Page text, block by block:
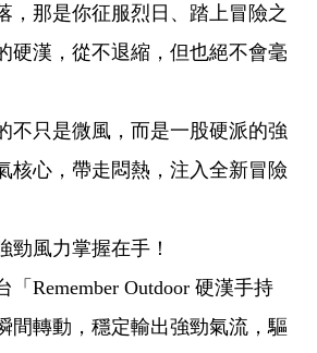
，那是你征服烈日、踏上冒險之
硬漢，從不退縮，但也絕不會毫
不只是微風，而是一股硬派的強
核心，帶走悶熱，注入全新冒險
勁風力掌握在手！
「Remember Outdoor 硬漢手持
間轉動，穩定輸出強勁氣流，驅